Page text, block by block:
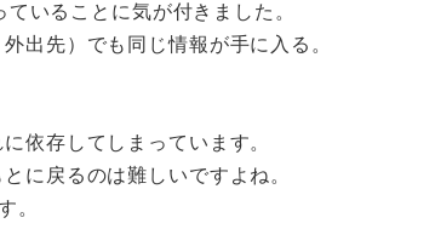
いることに気が付きました。
出先）でも同じ情報が手に入る。
依存してしまっています。
に戻るのは難しいですよね。
。